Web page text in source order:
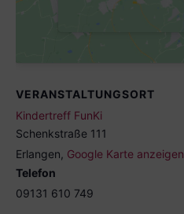
VERANSTALTUNGSORT
Kindertreff FunKi
Schenkstraße 111
Erlangen Google Karte anzeigen
Telefon
09131 610 749